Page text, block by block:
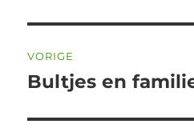
navigatie
VORIGE
Vorig
Bultjes en